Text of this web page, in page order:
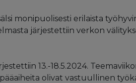
monipuolisesti erilaista
järjestettiin verkon
13.-18.5.2024.
pääaiheita olivat vastuullinen